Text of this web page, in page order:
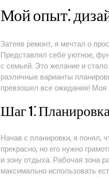
Мой опыт⁚
Затеяв ремонт, я мечтал о
Представлял себе уютное,
с семьей. Это желание и
различные варианты
превзошел все ожидания! Моя
Шаг 1⁚
Начав с планировки, я понял,
прекрасно, но его нужно
и зону отдыха. Рабочая зона
максимально использовать